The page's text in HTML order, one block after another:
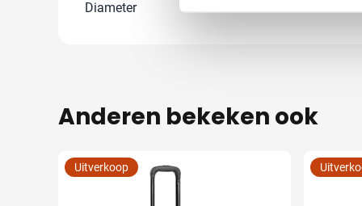
Diameter
Anderen bekeken ook
Uitverkoop